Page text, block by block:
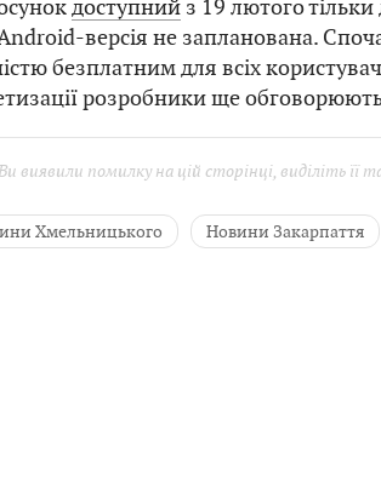
доступний з 19 лютого
версія не запланована.
безплатним для всіх
розробники ще
виявили помилку на цій сторінці, виділіть її
Хмельницького Новини Закарпаття